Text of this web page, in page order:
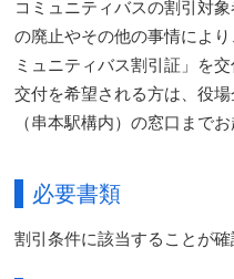
コミュニティバスの割引対
の廃止やその他の事情によ
ミュニティバス割引証」を交
交付を希望される方は、役
（串本駅構内）の窓口までお
必要書類
割引条件に該当することが